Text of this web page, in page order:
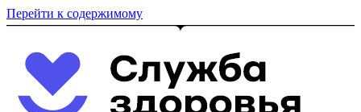
Перейти к содержимому